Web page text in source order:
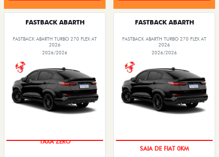
FASTBACK ABARTH
FASTBACK ABARTH TURBO 270 FLEX AT
2026
2026/2026
TAXA ZERO
FASTBACK ABARTH
FASTBACK ABARTH TURBO 270 FLEX AT
2026
2026/2026
SAIA DE FIAT 0KM